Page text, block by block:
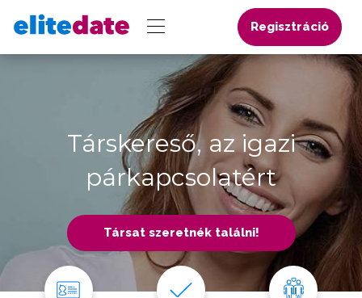
Regisztráció
Társkereső, az igazi
párkapcsolatért
Társat szeretnék találni!